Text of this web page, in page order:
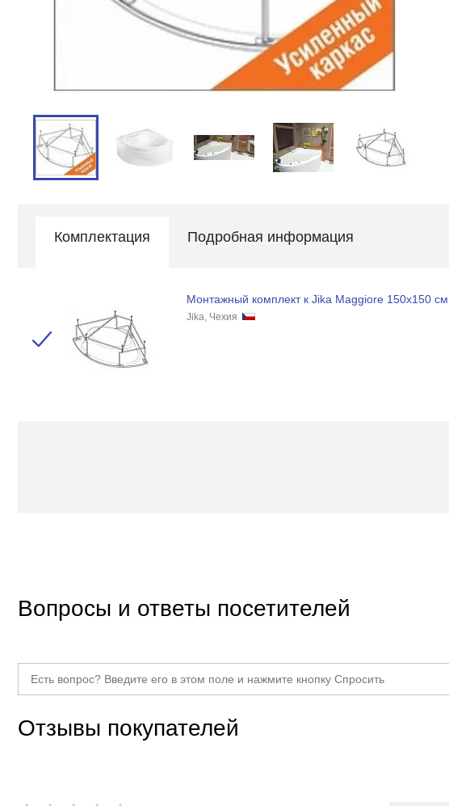
Комплектация Подробная информация
Монтажный комплект к Jika Maggiore 150x150 см
Jika, Чехия
Вопросы и ответы посетителей
Отзывы покупателей